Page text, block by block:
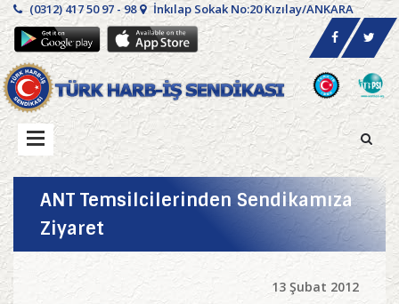
(0312) 417 50 97 - 98 İnkılap Sokak No:20 Kızılay/ANKARA
ANT Temsilcilerinden Sendikamıza
Ziyaret
13 Şubat 2012